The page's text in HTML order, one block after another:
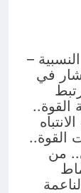
–
في
القوة..
القوة..
من